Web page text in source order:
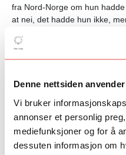
Denne nettsiden
Vi bruker
annonser et personlig
mediefunksjoner og for å
dessuten informasjon om
fra Nord-Norge om hun
at nei, det hadde hun ikke,
På hvilken måte er
– Den som lider av
komme på ting. Og
avanserte – ikke spesielt
Men det gjelder å ikke ta
energien på det man skal og